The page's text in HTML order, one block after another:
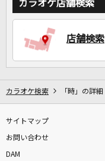
カラオケ店舗検索
店舗検索
カラオケ検索 「時」の詳細
サイトマップ
お問い合わせ
DAM